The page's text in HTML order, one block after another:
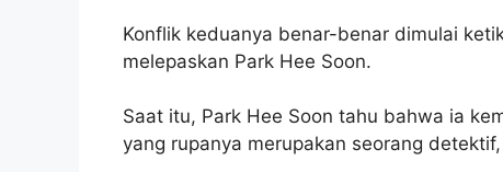
Konflik keduanya benar-benar dimulai
melepaskan Park Hee Soon.
Saat itu, Park Hee Soon tahu bahwa ia
yang rupanya merupakan seorang